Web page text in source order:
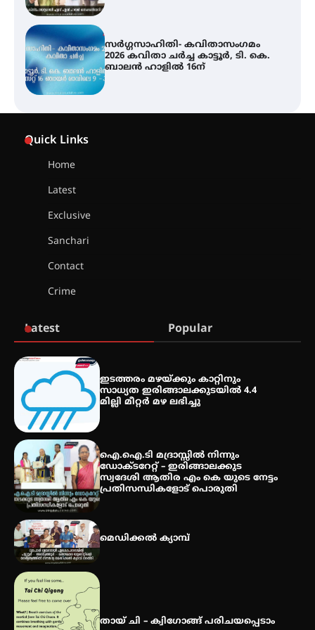
ശക്തമായ മഴ തുടരുന്നു – തൃശൂർ
ജില്ലയിൽ എല്ലാ വിദ്യാഭ്യാസ
സ്ഥാപനങ്ങൾക്കും ശനിയാഴ്ച
അവധി
എസ് എൻ ഹയർ സെക്കൻഡറി
വിദ്യാർത്ഥികൾ
2026 കവിതാ ചർച്ച കാട്ടൂർ, ടി. കെ.
ബാലൻ ഹാളിൽ 16ന്
Quick Links
Home
Latest
Exclusive
Sanchari
Contact
Crime
Latest Popular
ഇടത്തരം മഴയ്ക്കും കാറ്റിനും
സാധ്യത ഇരിങ്ങാലക്കുടയിൽ 4.4
മില്ലി മീറ്റർ മഴ ലഭിച്ചു
ഐ.ഐ.ടി മദ്രാസ്സിൽ നിന്നും
ഡോക്ടറേറ്റ് – ഇരിങ്ങാലക്കുട
സ്വദേശി ആതിര എം കെ യുടെ നേട്ടം
പ്രതിസന്ധികളോട് പൊരുതി
മെഡിക്കൽ ക്യാമ്പ്
തായ് ചി – ക്വിഗോങ്ങ് പരിചയപ്പെടാം